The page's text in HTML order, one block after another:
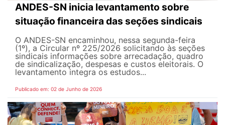
ANDES-SN inicia levantamento sobre
situação financeira das seções sindicais
O ANDES-SN encaminhou, nessa segunda-feira
(1º), a Circular nº 225/2026 solicitando às seções
sindicais informações sobre arrecadação, quadro
de sindicalização, despesas e custos eleitorais. O
levantamento integra os estudos...
Publicado em: 02 de Junho de 2026